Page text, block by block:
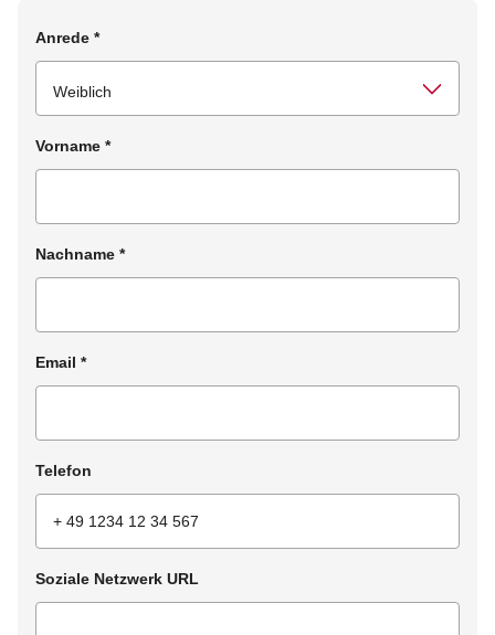
Anrede *
Vorname *
Nachname *
Email *
Telefon
Soziale Netzwerk URL